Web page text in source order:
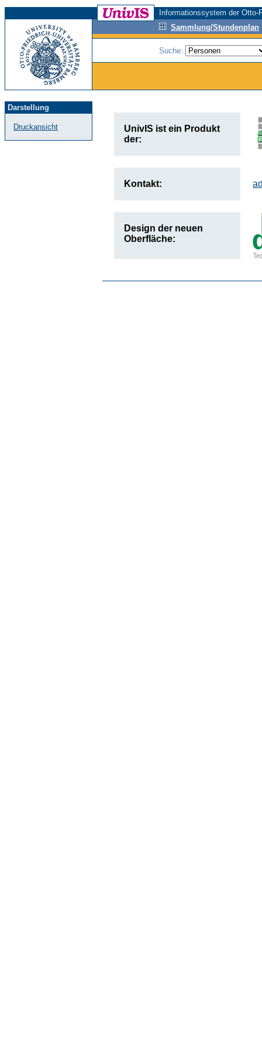
Informationssystem der
Sammlung/Stundenplan
Suche:
Darstellung
Druckansicht
UnivIS ist ein Produkt
der:
Kontakt:
Design der neuen
Oberfläche: